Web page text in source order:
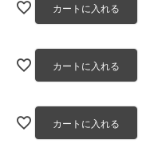
カートに入れる
カートに入れる
カートに入れる